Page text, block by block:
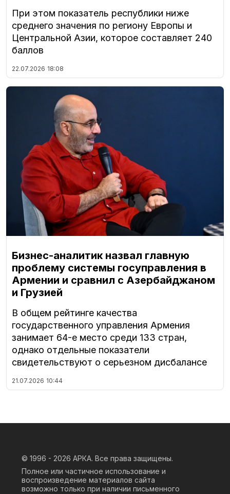
При этом показатель республики ниже
среднего значения по региону Европы и
Центральной Азии, которое составляет 240
баллов
22.07.2026 18:08
Бизнес-аналитик назвал главную
проблему системы госуправления в
Армении и сравнил с Азербайджаном
и Грузией
В общем рейтинге качества
государственного управления Армения
занимает 64-е место среди 133 стран,
однако отдельные показатели
свидетельствуют о серьезном дисбалансе
21.07.2026 10:44
© 1996 - 2026 АРКА. Все права защищены.
Полное или частичное использование и
воспроизведение материалов сайта
возможно только при наличии письменного